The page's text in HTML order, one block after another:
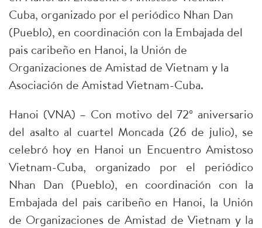
Cuba, organizado por el periódico Nhan Dan
(Pueblo), en coordinación con la Embajada del
pais caribeño en Hanoi, la Unión de
Organizaciones de Amistad de Vietnam y la
Asociación de Amistad Vietnam-Cuba.
Hanoi (VNA) – Con motivo del 72º aniversario
del asalto al cuartel Moncada (26 de julio), se
celebró hoy en Hanoi un Encuentro Amistoso
Vietnam-Cuba, organizado por el periódico
Nhan Dan (Pueblo), en coordinación con la
Embajada del pais caribeño en Hanoi, la Unión
de Organizaciones de Amistad de Vietnam y la